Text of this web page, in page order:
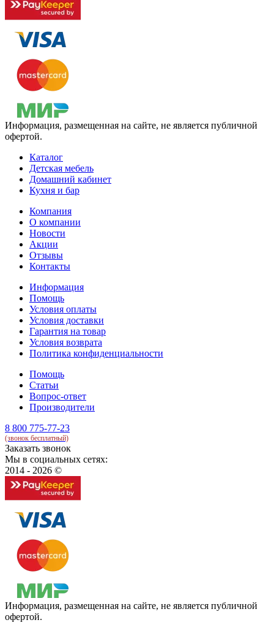
Информация, размещенная на сайте, не является публичной
офертой.
Каталог
Детская мебель
Домашний кабинет
Кухня и бар
Компания
О компании
Новости
Акции
Отзывы
Контакты
Информация
Помощь
Условия оплаты
Условия доставки
Гарантия на товар
Условия возврата
Политика конфиденциальности
Помощь
Статьи
Вопрос-ответ
Производители
8 800 775-77-23
(звонок бесплатный)
Заказать звонок
Мы в социальных сетях:
2014 - 2026 ©
Информация, размещенная на сайте, не является публичной
офертой.